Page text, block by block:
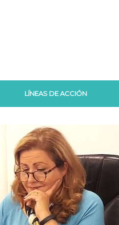
LÍNEAS DE ACCIÓN